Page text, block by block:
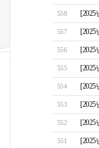
558
557
556
555
554
553
552
551